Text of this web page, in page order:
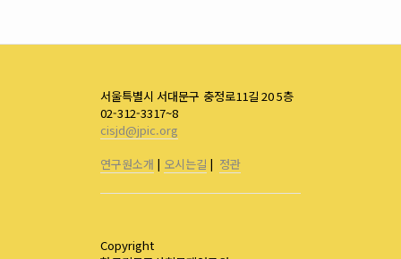
서울특별시 서대문구 충정로11길 20 5층
02-312-3317~8
cisjd@jpic.org
연구원소개 | 오시는길 | 정관
Copyright